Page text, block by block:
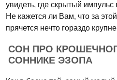
увидеть, где скрытый
Не кажется ли Вам, что за
прячется нечто гораздо
СОН ПРО
СОННИКЕ ЭЗОПА